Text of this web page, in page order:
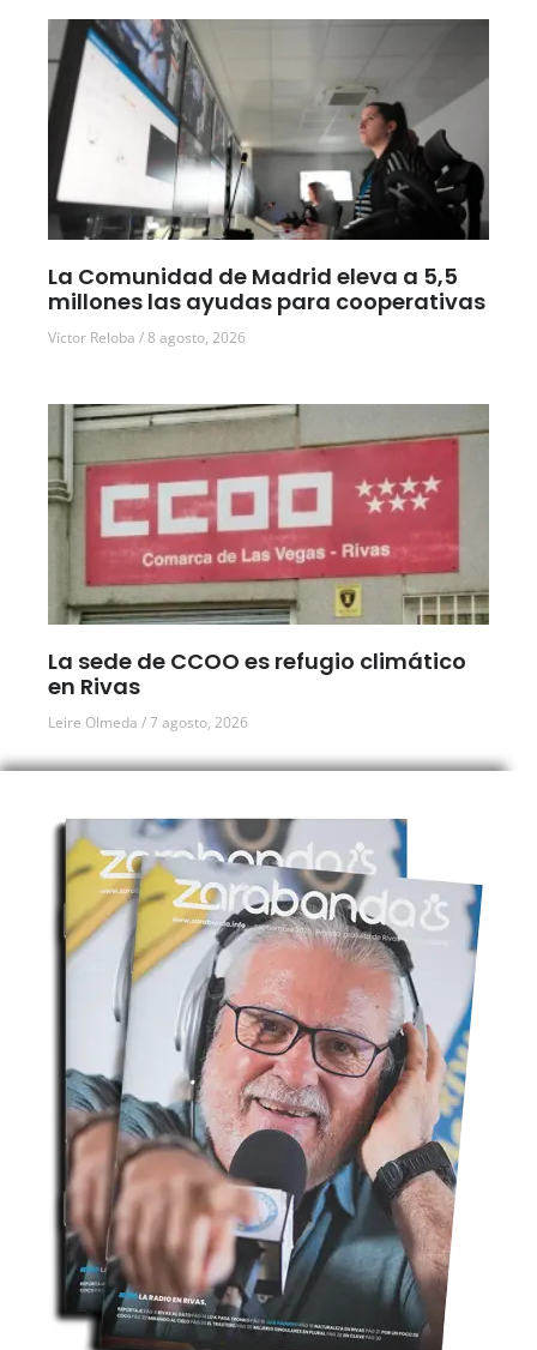
La Comunidad de Madrid eleva a 5,5
millones las ayudas para cooperativas
Víctor Reloba 8 agosto, 2026
La sede de CCOO es refugio climático
en Rivas
Leire Olmeda 7 agosto, 2026